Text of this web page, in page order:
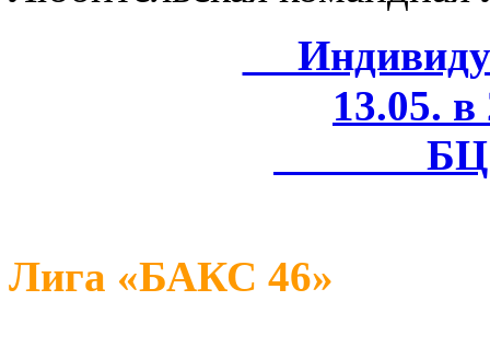
13.05.
БЦ
Лига «БАКС 46»